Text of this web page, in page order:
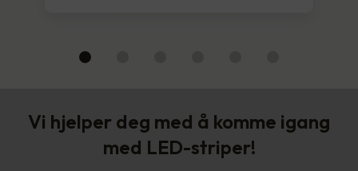
Vi hjelper deg med å komme igang
med LED-striper!